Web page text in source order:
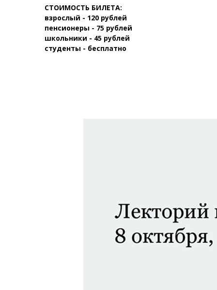
СТОИМОСТЬ БИЛЕТА:
взрослый - 120 рублей
пенсионеры - 75 рублей
школьники - 45 рублей
студенты - бесплатно